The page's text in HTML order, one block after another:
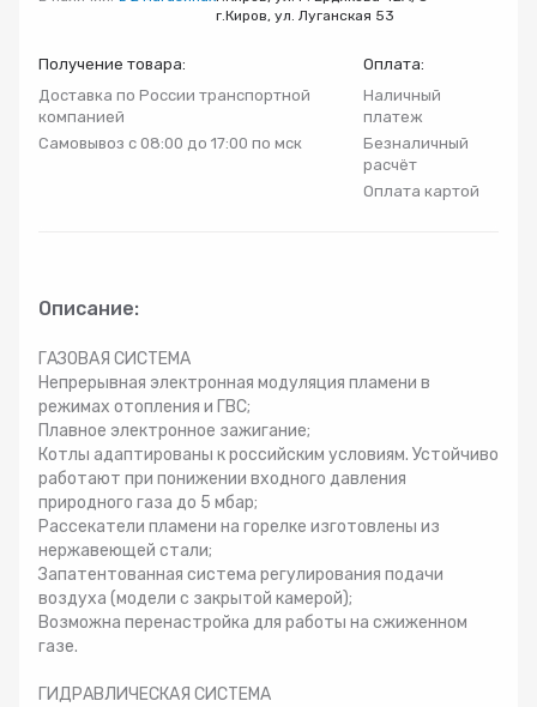
Системы фильтрации
Комплект оборудования для отопления
г.Киров, ул. Луганская 53
Получение товара:
Доставка по России транспортной
компанией
Самовывоз с 08:00 до 17:00 по мск
Оплата:
Наличный
платеж
Безналичный
расчёт
Оплата картой
Описание:
ГАЗОВАЯ СИСТЕМА
Непрерывная электронная модуляция пламени в
режимах отопления и ГВС;
Плавное электронное зажигание;
Котлы адаптированы к российским условиям. Устойчиво
работают при понижении входного давления
природного газа до 5 мбар;
Рассекатели пламени на горелке изготовлены из
нержавеющей стали;
Запатентованная система регулирования подачи
воздуха (модели с закрытой камерой);
Возможна перенастройка для работы на сжиженном
газе.
ГИДРАВЛИЧЕСКАЯ СИСТЕМА